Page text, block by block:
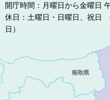
開庁時間：月曜日から金曜日
休日：土曜日・日曜日、祝日
日）